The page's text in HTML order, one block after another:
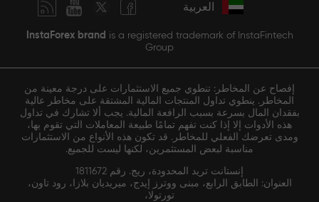
العربية
InstaForex brand is a registered trademark of InstaFintech
Group
إفصاح عن المخاطر: تنطوي جميع الاستثمارات على درجة معينة من
المخاطر. ينطوي تداول المنتجات المالية المشتقة على مخاطر عالية
بفقدان المال بسرعة بسبب الرافعة المالية. يجب ألا تشارك في تداول
هذه الأدوات إلا إذا كنت تفهم تمامًا طبيعة المعاملات التي تقوم بها،
ومدى تعرضك الفعلي للمخاطر. قد تكون هذه الأنواع من الاستثمارات
مناسبة لبعض المستثمرين، لكنها ليست للجميع.
إنستانت تريد المحدودة، ريج. رقم 1811672
العنوان: الطابق الرابع، مبنى ووترز إيدج، ميريديان بلازا، رود تاون،
تورتولا،